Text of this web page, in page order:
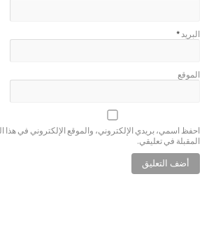
البريد*
الموقع
احفظ اسمي، بريدي الإلكتروني، والموقع الإلكتروني في هذا
المقبلة في تعليقي.